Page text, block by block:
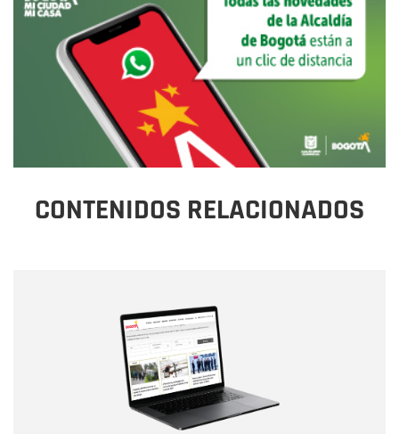
CONTENIDOS RELACIONADOS
Correo electrónico
Tipo de comentario